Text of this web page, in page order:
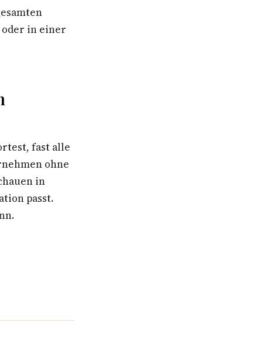
oder in einer
fast alle
ohne
in
passt.